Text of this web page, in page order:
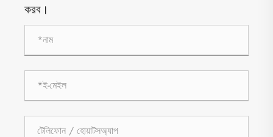
করব।